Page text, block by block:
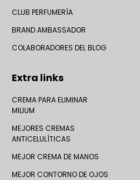
CLUB PERFUMERÍA
BRAND AMBASSADOR
COLABORADORES DEL BLOG
Extra links
CREMA PARA ELIMINAR
MILIUM
MEJORES CREMAS
ANTICELULÍTICAS
MEJOR CREMA DE MANOS
MEJOR CONTORNO DE OJOS